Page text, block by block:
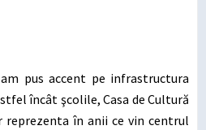
pus accent pe infrastructura
încât şcolile, Casa de Cultură
reprezenta în anii ce vin centrul